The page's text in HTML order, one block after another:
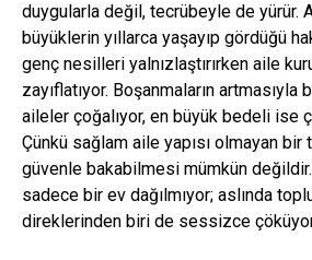
duygularla değil, tecrübeyle de yürür.
büyüklerin yıllarca yaşayıp gördüğü
genç nesilleri yalnızlaştırırken aile
zayıflatıyor. Boşanmaların artmasıyla
aileler çoğalıyor, en büyük bedeli ise
Çünkü sağlam aile yapısı olmayan
güvenle bakabilmesi mümkün değildir.
sadece bir ev dağılmıyor; aslında
direklerinden biri de sessizce